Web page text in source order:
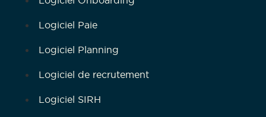
Logiciel Paie
Logiciel Planning
Logiciel de recrutement
Logiciel SIRH